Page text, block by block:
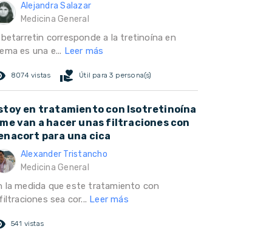
Alejandra Salazar
Medicina General
betarretin corresponde a la tretinoína en
es una e... Leer más
8074 vistas volunteer_activism Útil para 3 persona(s)
en tratamiento con Isotretinoína
van a hacer unas filtraciones con
para una cica
Alexander Tristancho
Medicina General
la medida que este tratamiento con
sea cor... Leer más
541 vistas